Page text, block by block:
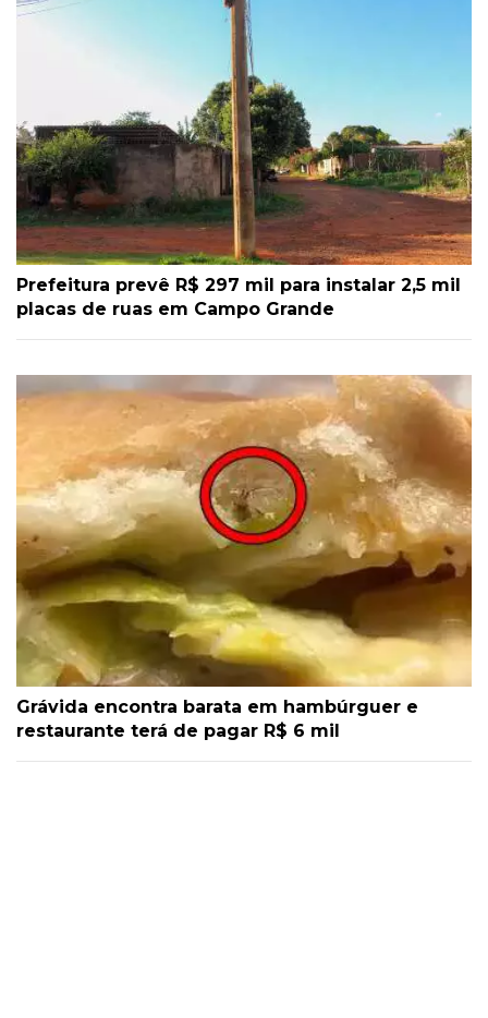
Prefeitura prevê R$ 297 mil para instalar 2,5 mil
placas de ruas em Campo Grande
Grávida encontra barata em hambúrguer e
restaurante terá de pagar R$ 6 mil